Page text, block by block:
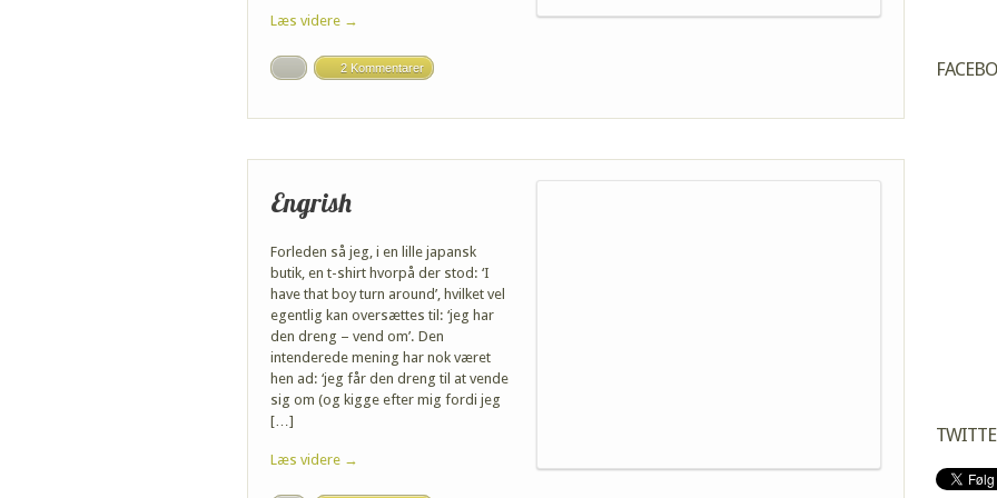
Læs videre →
2 Kommentarer
Engrish
Forleden så jeg, i en lille japansk
butik, en t-shirt hvorpå der stod: ‘I
have that boy turn around’, hvilket vel
egentlig kan oversættes til: ‘jeg har
den dreng – vend om’. Den
intenderede mening har nok været
hen ad: ‘jeg får den dreng til at vende
sig om (og kigge efter mig fordi jeg
[…]
Læs videre →